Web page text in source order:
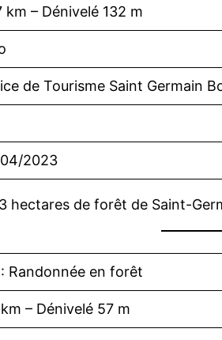
km – Dénivelé 132 m
de Tourisme Saint Germain
2023
hectares de forêt de Saint-
Randonnée en forêt
– Dénivelé 57 m